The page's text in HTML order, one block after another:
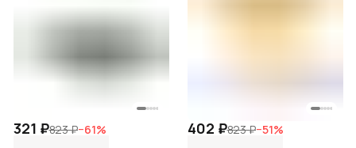
321 ₽823 ₽−61% 402 ₽823 ₽−51%